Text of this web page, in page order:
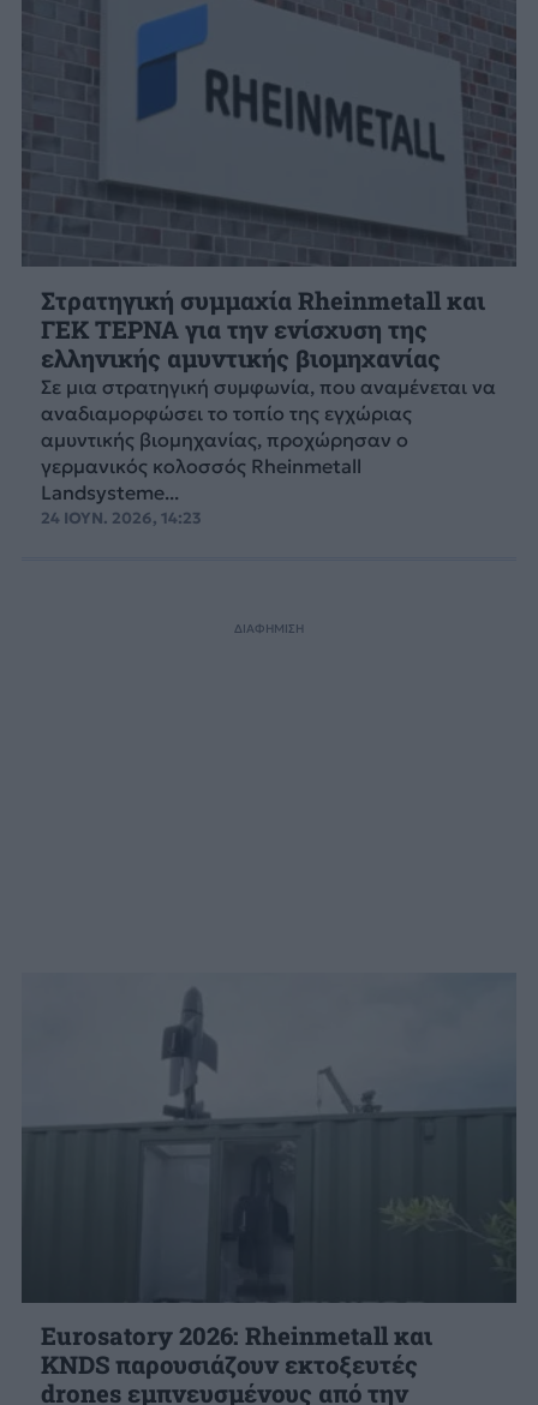
Στρατηγική συμμαχία Rheinmetall και
ΓΕΚ ΤΕΡΝΑ για την ενίσχυση της
ελληνικής αμυντικής βιομηχανίας
Σε μια στρατηγική συμφωνία, που αναμένεται να
αναδιαμορφώσει το τοπίο της εγχώριας
αμυντικής βιομηχανίας, προχώρησαν ο
γερμανικός κολοσσός Rheinmetall
Landsysteme...
24 ΙΟΥΝ. 2026, 14:23
Eurosatory 2026: Rheinmetall και
KNDS παρουσιάζουν εκτοξευτές
drones εμπνευσμένους από την
ΔΙΑΦΗΜΙΣΗ